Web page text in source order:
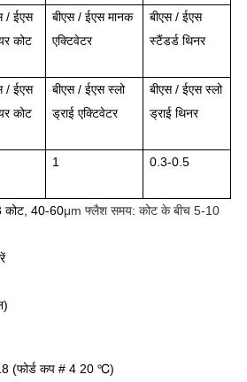
/ ईएस
कोट
बीएस / ईएस मानक
एक्टिवेटर
बीएस / ईएस
स्टैंडर्ड थिनर
/ ईएस
कोट
बीएस / ईएस स्लो
ड्राई एक्टिवेटर
बीएस / ईएस स्लो
ड्राई थिनर
1 0.3-0.5
कोट, 40-60μm फ्लैश समय: कोट के बीच 5-10
(फोर्ड कप # 4 20 ℃)